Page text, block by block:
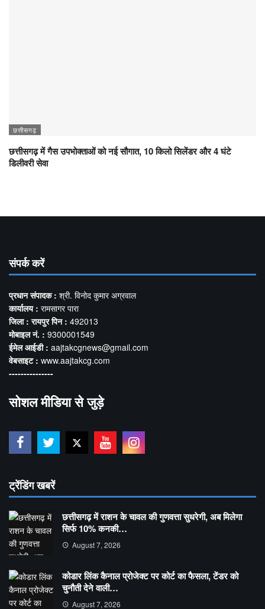
छत्तीसगढ़
छत्तीसगढ़ में गैस उपभोक्ताओं को नई सौगात, 10 किलो सिलेंडर और 4 घंटे
डिलीवरी सेवा
संपर्क करें
प्रधान संपादक : श्री. विनोद कुमार अग्रवाल
कार्यालय : रामसागर पारा
जिला : रायपुर पिन : 492013
मोबाइल नं. : 9300001549
ईमेल आईडी : aajtakcgnews@gmail.com
वेबसाइट : www.aajtakcg.com
---------------
सोशल मीडिया से जुड़े
ट्रेंडिंग खबरें
छत्तीसगढ़ में राशन के चावल की गुणवत्ता सुधरेगी, अब मिलेगा
सिर्फ 10% कनकी…
August 7, 2026
कोडार लिंक कैनाल प्रोजेक्ट पर कोर्ट का फैसला, टेंडर को
चुनौती देने वाली…
August 7, 2026